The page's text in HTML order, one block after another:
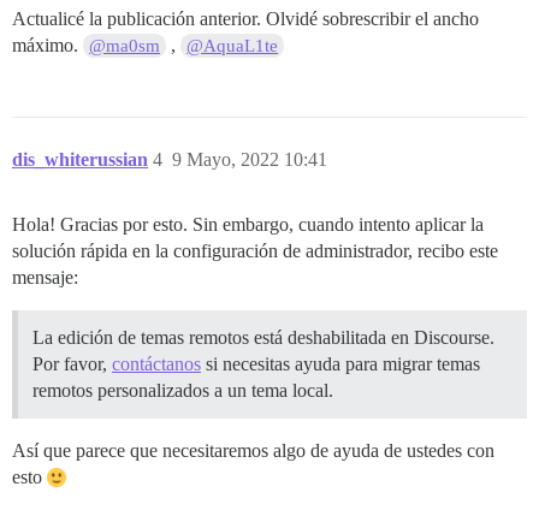
Actualicé la publicación anterior. Olvidé sobrescribir el ancho
máximo.
@ma0sm , @AquaL1te
dis_whiterussian 9 Mayo, 2022 10:41
4
Hola! Gracias por esto. Sin embargo, cuando intento aplicar la
solución rápida en la configuración de administrador, recibo este
mensaje:
La edición de temas remotos está deshabilitada en Discourse.
Por favor, contáctanos si necesitas ayuda para migrar temas
remotos personalizados a un tema local.
Así que parece que necesitaremos algo de ayuda de ustedes con
esto